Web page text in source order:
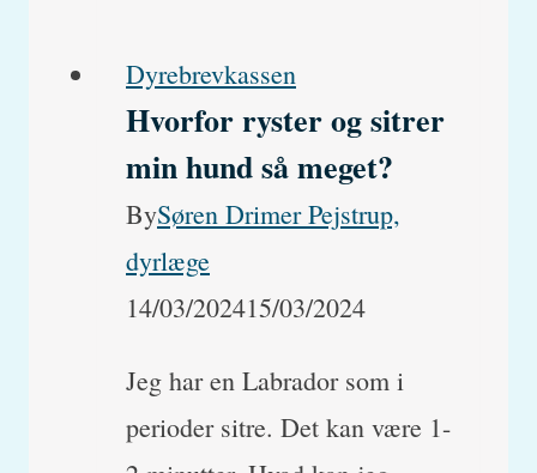
Dyrebrevkassen
Hvorfor ryster og sitrer
min hund så meget?
BySøren Drimer Pejstrup,
dyrlæge
14/03/202415/03/2024
Jeg har en Labrador som i
perioder sitre. Det kan være 1-